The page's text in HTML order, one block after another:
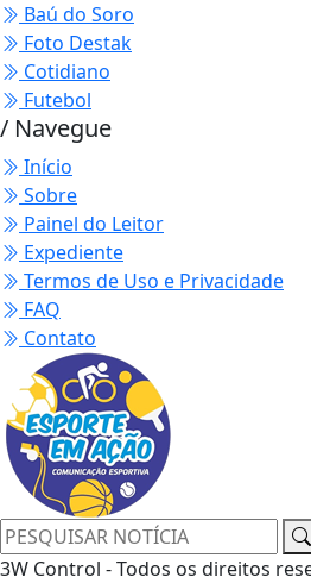
Baú do Soro
Foto Destak
Cotidiano
Futebol
/ Navegue
Início
Sobre
Painel do Leitor
Expediente
Termos de Uso e Privacidade
FAQ
Contato
3W Control - Todos os direitos